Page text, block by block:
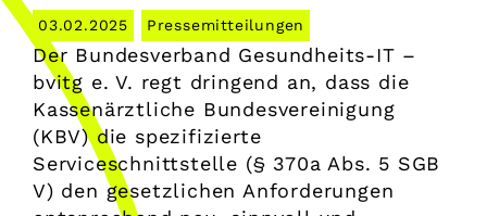
03.02.2025 Pressemitteilungen
Der Bundesverband Gesundheits-IT –
bvitg e. V. regt dringend an, dass die
Kassenärztliche Bundesvereinigung
(KBV) die spezifizierte
Serviceschnittstelle (§ 370a Abs. 5 SGB
V) den gesetzlichen Anforderungen